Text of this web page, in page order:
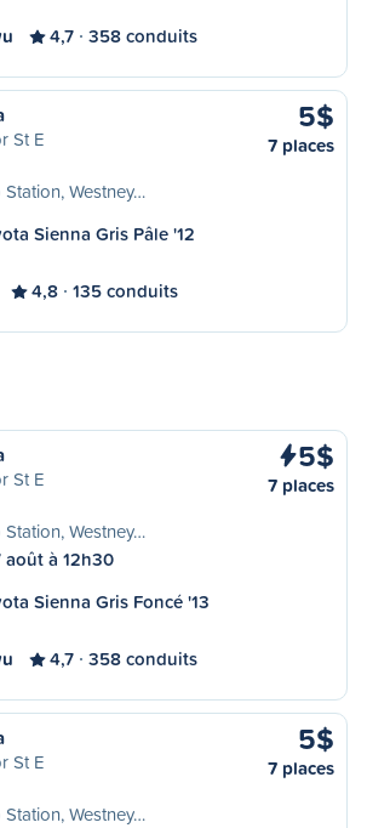
4,7 358 conduits
St E
Westney…
5$
7 places
Sienna Gris Pâle '12
4,8 135 conduits
St E
Westney…
août à 12h30
5$
7 places
Sienna Gris Foncé '13
4,7 358 conduits
St E
Westney…
5$
7 places